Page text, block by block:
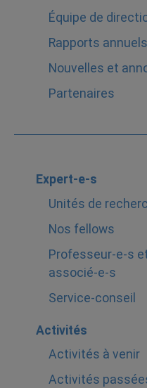
Équipe de
Rapports annuels
Nouvelles et
Partenaires
Expert-e-s
Unités de
Nos fellows
Professeur-e-s
associé-e-s
Service-conseil
Activités
Activités à venir
Activités